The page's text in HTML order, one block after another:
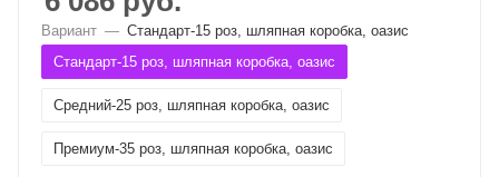
Каждый лепесток в этой композиции словно шепчет о ваших
чувствах, а форма сердца подчеркивает ваше стремление и
радость. Украсив букет зеленью и декоративными
искусства, которое станет прекрасным подарком для
Вариант — Стандарт-15 роз, шляпная коробка, оазис
Стандарт-15 роз, шляпная коробка, оазис
Средний-25 роз, шляпная коробка, оазис
Премиум-35 роз, шляпная коробка, оазис